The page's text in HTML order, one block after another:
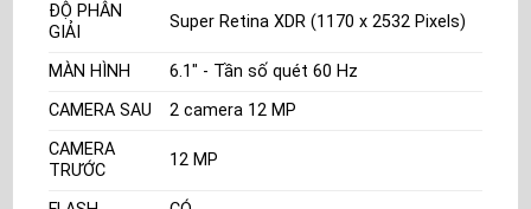
ĐỘ PHÂN
GIẢI
Super Retina XDR (1170 x 2532 Pixels)
MÀN HÌNH
6.1" - Tần số quét 60 Hz
CAMERA SAU
2 camera 12 MP
CAMERA
TRƯỚC
12 MP